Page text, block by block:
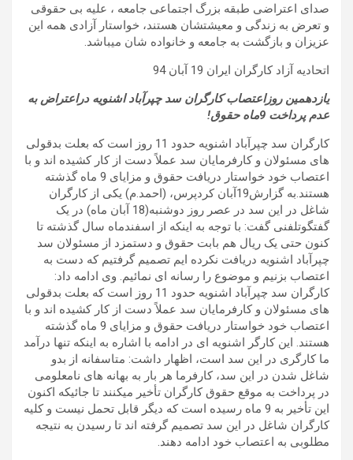
صدای اعتراضی طبقه بزرگ اجتماعی جامعه ، علیه بی حقوقی
و تعرض به زندگی و معیشتشان هستند، خواستار آزادی همه این
عزیزان و بازگشت به جامعه و خانواده شان میباشد.
اتحادیه آزاد کارگران ایران 19 آبان 94
یازدهمین روزاعتصاب کارگران سد چپرآباد اشنویه دراعتراض به
عدم پرداخت 9ماه حقوق!
کارگران سد چپرآباد اشنویه حدود 11 روز است که بعلت بدقولی
های مسئولان و کارفرمایان سد عملاً دست از کار کشیده اند و با
اعتصاب خود خواستار دریافت حقوق و مزایای 9 ماه گذشته
هستند.به
گزارش19آبان کردپرس، (احمد.م) یکی از کارگران
شاغل در این سد در عصر روز دوشنبه(18 آبان ماه) در یک
گفتگوتلفنی گفت: با توجه به اینکه از اسفندماه سال گذشته تا
کنون حتی یک ریال هم بابت حقوق و دستمزد از مسئولان سد
چپرآباد اشنویه دریافت نکرده ایم تصمیم گرفتیم که دست به
اعتصاب بزنیم و موضوع را رسانه ای نمائیم. وی ادامه داد:
کارگران سد چپرآباد اشنویه حدود 11 روز است که بعلت بدقولی
های مسئولان و کارفرمایان سد عملاً دست از کار کشیده اند و با
اعتصاب خود خواستار دریافت حقوق و مزایای 9 ماه گذشته
هستند. این کارگر اشنویه ای در ادامه با اشاره به اینکه تنها درآمد
ما کارگری در این سد است، اظهار داشت: متاسفانه از بدو
شاغل شدن در این سد، کارفرما هر بار به بهانه های نامعلومی
در پرداخت به موقع حقوق کارگران تأخیر میکنند تا جائیکه اکنون
این تأخیر به 9 ماه رسیده است که دیگر قابل تحمل نیست و کلیه
کارگران شاغل در این سد تصمیم گرفته اند تا رسیدن به نتیجه
مطلوبی به اعتصاب خود ادامه دهند.